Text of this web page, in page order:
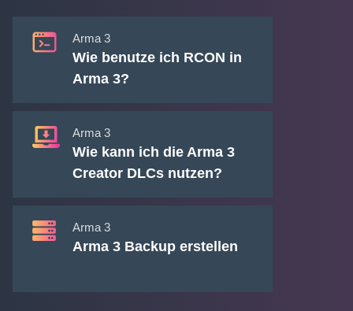
Arma 3
Wie benutze ich RCON in
Arma 3?
Arma 3
Wie kann ich die Arma 3
Creator DLCs nutzen?
Arma 3
Arma 3 Backup erstellen